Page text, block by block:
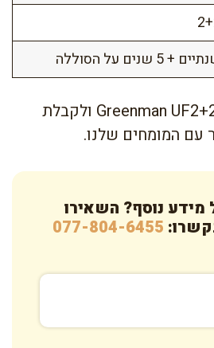
+ 5 שנים על הסוללה
לפרטים נוספים על Greenman UF2+2 ולקבלת
עם המומחים שלנו.
מידע נוסף? השאירו
077-804-6455